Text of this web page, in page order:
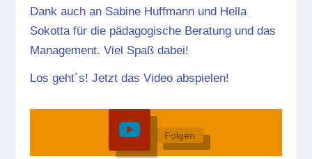
Dank auch an Sabine Huffmann und Hella
Sokotta für die pädagogische Beratung und das
Management. Viel Spaß dabei!
Los geht´s! Jetzt das Video abspielen!
Folgen